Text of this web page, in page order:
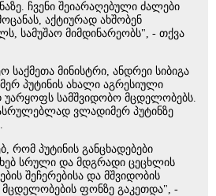
ჩვენი შეიარაღებული ძალები
აქტიურად ახშობენ
სამუშაო მიმდინარეობს", - თქვა
საქმეთა მინისტრი, ანდრეი სიბიგა
პუტინის ახალი აგრესიული
უარყოფს სამშვიდობო მცდელობებს.
ვლადიმერ პუტინზე
რომ პუტინის განცხადებები
სრული და მდგრადი ცეცხლის
შეჩერებისა და მშვიდობის
მცდელობების ფონზე გაკეთდა", -